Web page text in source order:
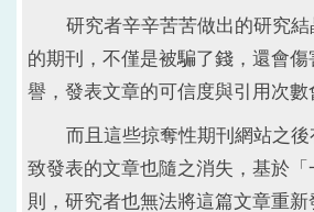
研究者辛辛苦苦做出的研究結
的期刊，不僅是被騙了錢，還會
譽，發表文章的可信度與引用次數
而且這些掠奪性期刊網站之後
致發表的文章也隨之消失，基於
則，研究者也無法將這篇文章重新